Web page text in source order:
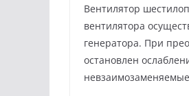
Вентилятор
вентилятора
генератора. При
остановлен